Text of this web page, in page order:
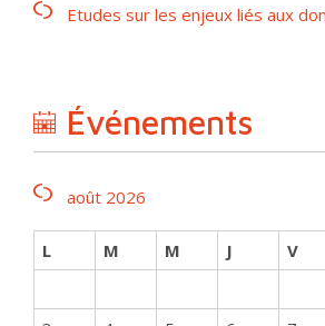
Etudes sur les enjeux liés aux
Événements
août 2026
L M M J V